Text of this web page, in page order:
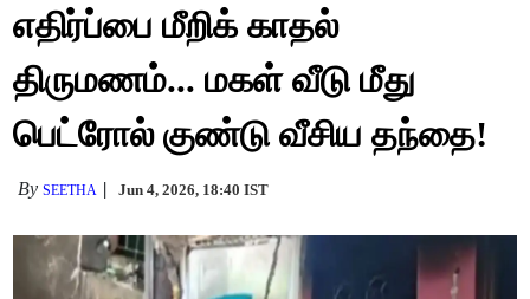
எதிர்ப்பை மீறிக் காதல்
திருமணம்... மகள் வீடு மீது
பெட்ரோல் குண்டு வீசிய தந்தை!
BySEETHA Jun 4, 2026, 18:40 IST